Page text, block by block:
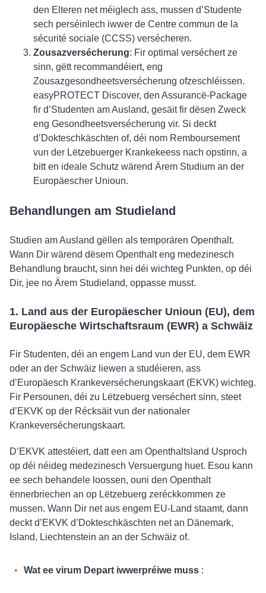
den Elteren net méiglech ass, mussen d’Studente
sech perséinlech iwwer de Centre commun de la
sécurité sociale (CCSS) versécheren.
Zousazversécherung: Fir optimal verséchert ze
sinn, gëtt recommandéiert, eng
Zousazgesondheetsversécherung ofzeschléissen.
easyPROTECT Discover, den Assurancë-Package
fir d’Studenten am Ausland, gesäit fir dësen Zweck
eng Gesondheetsversécherung vir. Si deckt
d’Dokteschkäschten of, déi nom Remboursement
vun der Lëtzebuerger Krankekeess nach opstinn, a
bitt en ideale Schutz wärend Ärem Studium an der
Europäescher Unioun.
Behandlungen am Studieland
Studien am Ausland gëllen als temporären Openthalt.
Wann Dir wärend dësem Openthalt eng medezinesch
Behandlung braucht, sinn hei déi wichteg Punkten, op déi
Dir, jee no Ärem Studieland, oppasse musst.
1. Land aus der Europäescher Unioun (EU), dem
Europäesche Wirtschaftsraum (EWR) a Schwäiz
Fir Studenten, déi an engem Land vun der EU, dem EWR
oder an der Schwäiz liewen a studéieren, ass
d’Europäesch Krankeversécherungskaart (EKVK) wichteg.
Fir Persounen, déi zu Lëtzebuerg verséchert sinn, steet
d’EKVK op der Récksäit vun der nationaler
Krankeversécherungskaart.
D’EKVK attestéiert, datt een am Openthaltsland Usproch
op déi néideg medezinesch Versuergung huet. Esou kann
ee sech behandele loossen, ouni den Openthalt
ënnerbriechen an op Lëtzebuerg zeréckkommen ze
mussen. Wann Dir net aus engem EU-Land staamt, dann
deckt d’EKVK d’Dokteschkäschten net an Dänemark,
Island, Liechtenstein an an der Schwäiz of.
Wat ee virum Depart iwwerpréiwe muss :